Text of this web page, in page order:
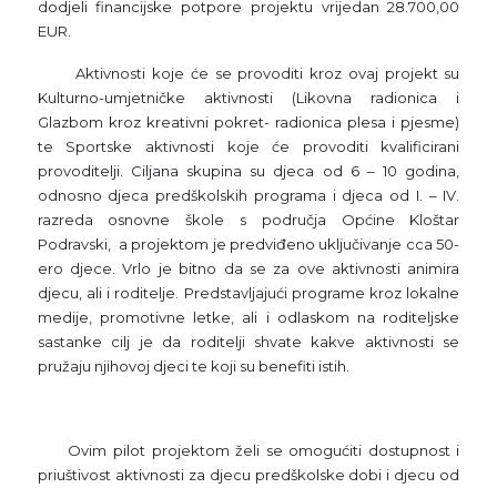
dodjeli financijske potpore projektu vrijedan 28.700,00
EUR.
Aktivnosti koje će se provoditi kroz ovaj projekt su
Kulturno-umjetničke aktivnosti (Likovna radionica i
Glazbom kroz kreativni pokret- radionica plesa i pjesme)
te Sportske aktivnosti koje će provoditi kvalificirani
provoditelji. Ciljana skupina su djeca od 6 – 10 godina,
odnosno djeca predškolskih programa i djeca od I. – IV.
razreda osnovne škole s područja Općine Kloštar
Podravski, a projektom je predviđeno uključivanje cca 50-
ero djece. Vrlo je bitno da se za ove aktivnosti animira
djecu, ali i roditelje. Predstavljajući programe kroz lokalne
medije, promotivne letke, ali i odlaskom na roditeljske
sastanke cilj je da roditelji shvate kakve aktivnosti se
pružaju njihovoj djeci te koji su benefiti istih.
Ovim pilot projektom želi se omogućiti dostupnost i
priuštivost aktivnosti za djecu predškolske dobi i djecu od